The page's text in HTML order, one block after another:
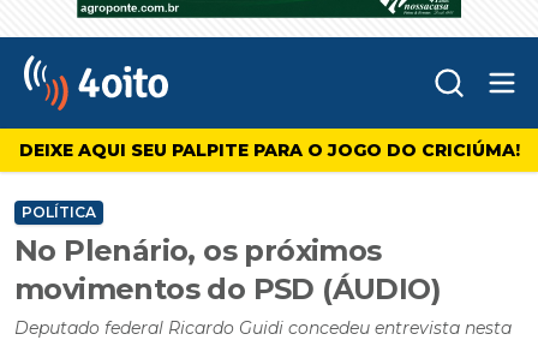
4oito
DEIXE AQUI SEU PALPITE PARA O JOGO DO CRICIÚMA!
POLÍTICA
No Plenário, os próximos
movimentos do PSD (ÁUDIO)
Deputado federal Ricardo Guidi concedeu entrevista nesta